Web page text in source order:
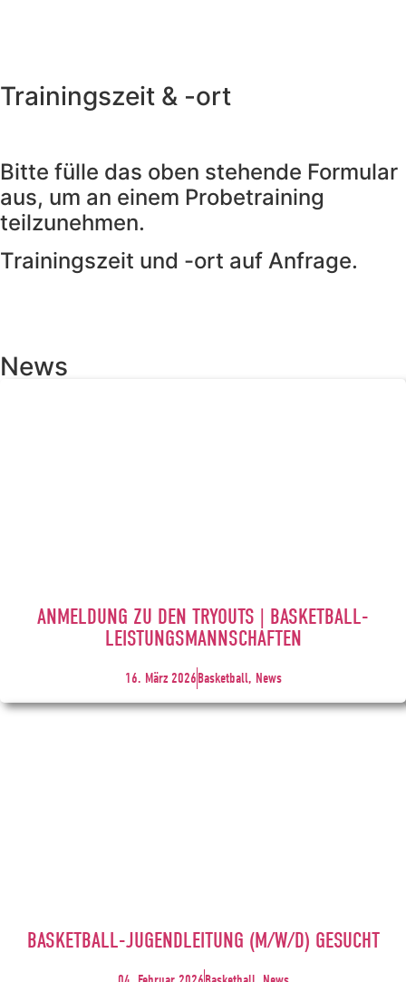
Trainingszeit & -ort
Bitte fülle das oben stehende Formular
aus, um an einem Probetraining
teilzunehmen.
Trainingszeit und -ort auf Anfrage.
News
ANMELDUNG ZU DEN TRYOUTS | BASKETBALL-
LEISTUNGSMANNSCHAFTEN
16. März 2026 Basketball, News
BASKETBALL-JUGENDLEITUNG (M/W/D) GESUCHT